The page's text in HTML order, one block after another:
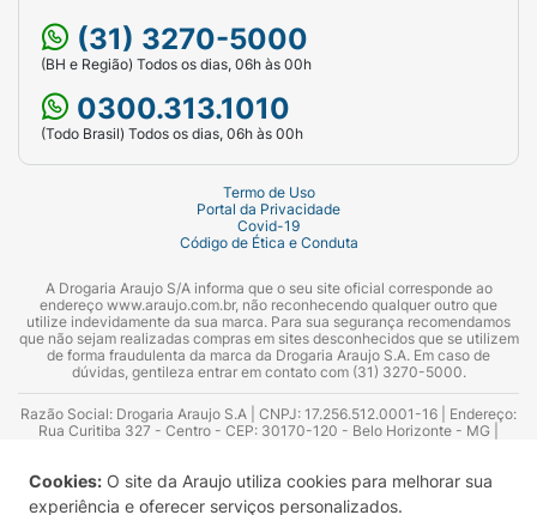
Cookies: O site da Araujo utiliza cookies para melhorar sua
experiência e oferecer serviços personalizados.
(31) 3270-5000
(BH e Região) Todos os dias, 06h às 00h
0300.313.1010
(Todo Brasil) Todos os dias, 06h às 00h
Termo de Uso
Portal da Privacidade
Covid-19
Código de Ética e Conduta
A Drogaria Araujo S/A informa que o seu site oficial corresponde ao
endereço www.araujo.com.br, não reconhecendo qualquer outro que
utilize indevidamente da sua marca. Para sua segurança recomendamos
que não sejam realizadas compras em sites desconhecidos que se utilizem
de forma fraudulenta da marca da Drogaria Araujo S.A. Em caso de
dúvidas, gentileza entrar em contato com (31) 3270-5000.
Razão Social: Drogaria Araujo S.A | CNPJ: 17.256.512.0001-16 | Endereço:
Rua Curitiba 327 - Centro - CEP: 30170-120 - Belo Horizonte - MG |
Azevedo Guimarães – CRF 10.965 | Yasmin Silva Alvarenga – CRF 52.584 -
Consultor substituto: Thiago Aguiar Pinheiro - CRF Nº 13.748. Alvará